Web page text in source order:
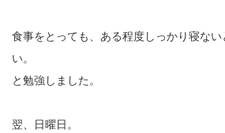
食事をとっても、ある程度しっかり寝な
い。
と勉強しました。
翌、日曜日。